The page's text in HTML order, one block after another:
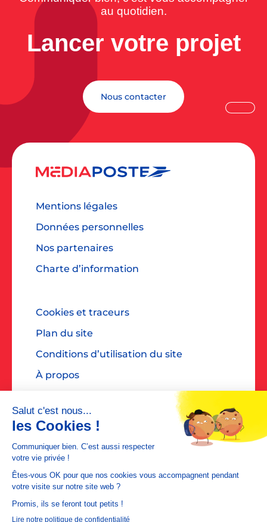
au quotidien.
Lancer votre projet
Nous contacter
Mentions légales
Données personnelles
Nos partenaires
Charte d’information
Cookies et traceurs
Plan du site
Conditions d’utilisation du site
À propos
Accessibilité : non conforme
Contact presse : diane@dialoguespr.fr
MEDIAPOSTE est une filiale de